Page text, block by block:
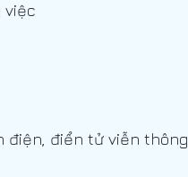
việc
điển tử viễn thông,